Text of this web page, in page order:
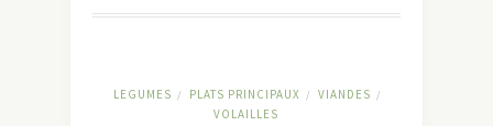
LEGUMES / PLATS PRINCIPAUX / VIANDES /
VOLAILLES